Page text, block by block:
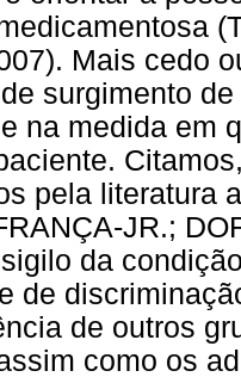
Mais cedo
surgimento
na medida em
pela literatura
JR.;
da
de
de outros
como os